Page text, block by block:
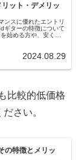
ット・デメリッ
ンスに優れたエントリ
ギターの特徴について
始める方や、安く購
2024.08.29
比較的低価格
さい。
の特徴とメリッ